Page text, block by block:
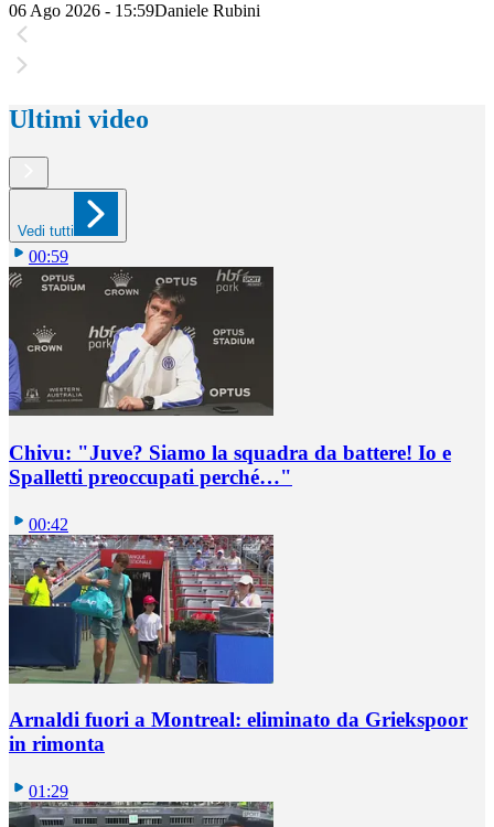
06 Ago 2026 - 15:59Daniele Rubini
Ultimi video
Vedi tutti
00:59
Chivu: "Juve? Siamo la squadra da battere! Io e
Spalletti preoccupati perché…"
00:42
Arnaldi fuori a Montreal: eliminato da Griekspoor
in rimonta
01:29